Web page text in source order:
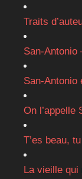
Traits
San-Antonio
San-Antonio
On l’appelle
T’es beau,
La vieille qui